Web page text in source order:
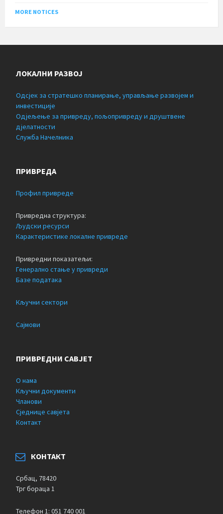
MORE NOTICES
ЛОКАЛНИ РАЗВОЈ
Одсјек за стратешко планирање, управљање развојем и
инвестиције
Одјељење за привреду, пољопривреду и друштвене
дјелатности
Служба Начелника
ПРИВРЕДА
Профил привреде
Привредна структура:
Људски ресурси
Карактеристике локалне привреде
Привредни показатељи:
Генерално стање у привреди
Базе података
Кључни сектори
Сајмови
ПРИВРЕДНИ САВЈЕТ
О нама
Кључни документи
Чланови
Сједнице савјета
Контакт
КОНТАКТ
Србац, 78420
Трг бораца 1
Телефон 1: 051 740 001